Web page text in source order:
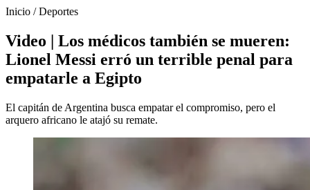
Inicio /Deportes
Video | Los médicos también se mueren:
Lionel Messi erró un terrible penal para
empatarle a Egipto
El capitán de Argentina busca empatar el compromiso, pero el
arquero africano le atajó su remate.